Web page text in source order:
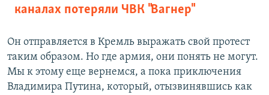
каналах потеряли ЧВК "Вагнер"
Он отправляется в Кремль выражать свой протест
таким образом. Но где армия, они понять не могут.
Мы к этому еще вернемся, а пока приключения
Владимира Путина, который, отызвинявшись как